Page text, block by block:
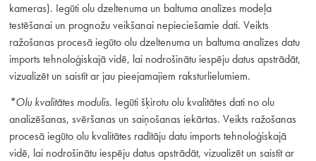
kameras). Iegūti olu dzeltenuma un baltuma analīzes modeļa
testēšanai un prognožu veikšanai nepieciešamie dati. Veikts
ražošanas procesā iegūto olu dzeltenuma un baltuma analīzes datu
imports tehnoloģiskajā vidē, lai nodrošinātu iespēju datus apstrādāt,
vizualizēt un saistīt ar jau pieejamajiem raksturlielumiem.
*Olu kvalitātes modulis. Iegūti šķirotu olu kvalitātes dati no olu
analizēšanas, svēršanas un saiņošanas iekārtas. Veikts ražošanas
procesā iegūto olu kvalitātes radītāju datu imports tehnoloģiskajā
vidē, lai nodrošinātu iespēju datus apstrādāt, vizualizēt un saistīt ar